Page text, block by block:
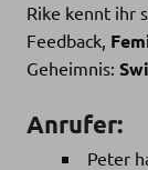
Rike kennt ihr
Feedback,
Geheimnis:
Anrufer:
Peter